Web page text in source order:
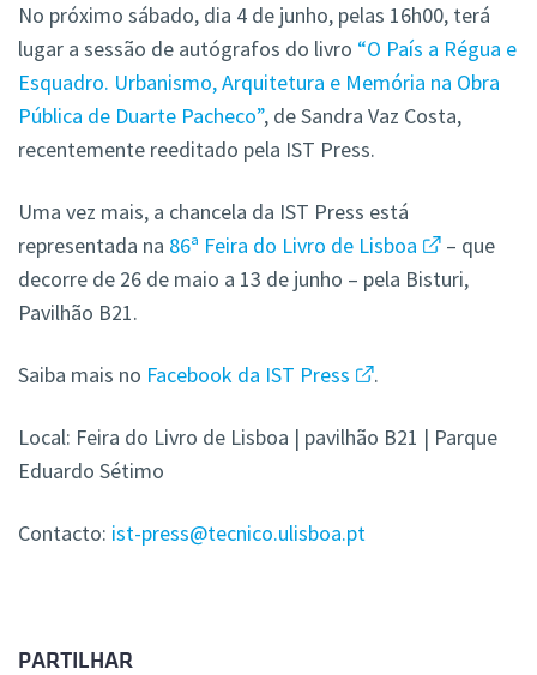
No próximo sábado, dia 4 de junho, pelas 16h00, terá
lugar a sessão de autógrafos do livro “O País a Régua e
Esquadro. Urbanismo, Arquitetura e Memória na Obra
Pública de Duarte Pacheco”, de Sandra Vaz Costa,
recentemente reeditado pela IST Press.
Uma vez mais, a chancela da IST Press está
representada na 86ª Feira do Livro de Lisboa
– que
decorre de 26 de maio a 13 de junho – pela Bisturi,
Pavilhão B21.
Saiba mais no Facebook da IST Press .
Local: Feira do Livro de Lisboa | pavilhão B21 | Parque
Eduardo Sétimo
Contacto: ist-press@tecnico.ulisboa.pt
PARTILHAR